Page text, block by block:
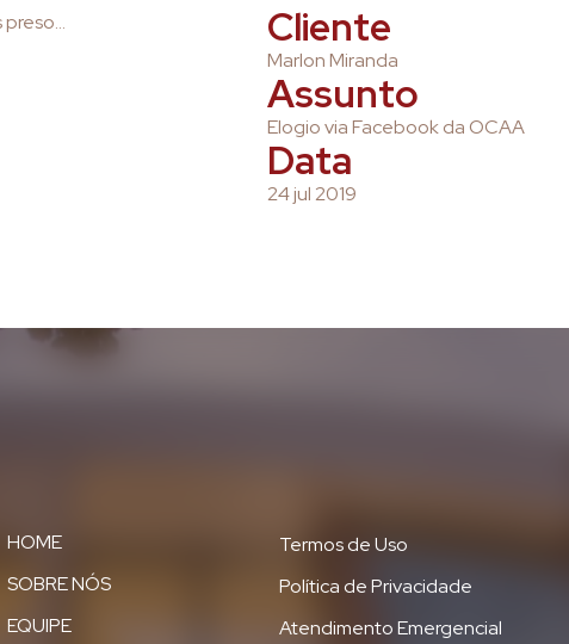
preso… Cliente
Marlon Miranda
Assunto
Elogio via Facebook da OCAA
Data
24 jul 2019
HOME
SOBRE NÓS
EQUIPE
Termos de Uso
Política de Privacidade
Atendimento Emergencial